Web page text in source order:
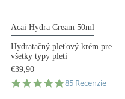
Acai Hydra Cream 50ml
Hydratačný pleťový krém pre
všetky typy pleti
€39,90
4.9
85 Recenzie